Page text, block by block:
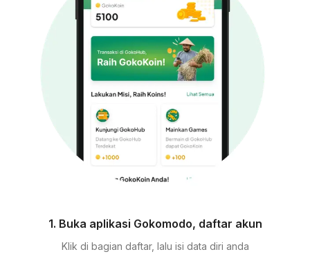
1. Buka aplikasi Gokomodo, daftar akun
Klik di bagian daftar, lalu isi data diri anda